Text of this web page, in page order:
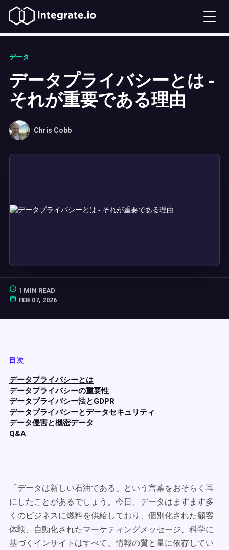
データ
データプライバシーとは ‐
それが重要である理由
Chris Cobb
1 MIN READ
FEB 07, 2026
目次
データプライバシーとは
データプライバシーの重要性
データプライバシー法とGDPR
データプライバシーとデータセキュリティ
データ侵害と機密データ
Q&A
「データは新しい石油である」という言葉をおそらく耳
にしたことがあるでしょう。今日、データはますます多
くのビジネスに燃料を供給しており、個別化された顧客
体験、自動化されたマーケティングメッセージ、科学に
基づくインサイトはすべて、情報の質と量に依存してい